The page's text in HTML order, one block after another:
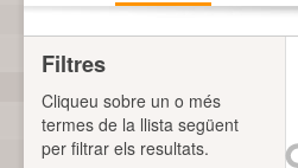
Filtres
Cliqueu sobre un o més
termes de la llista següent
per filtrar els resultats.